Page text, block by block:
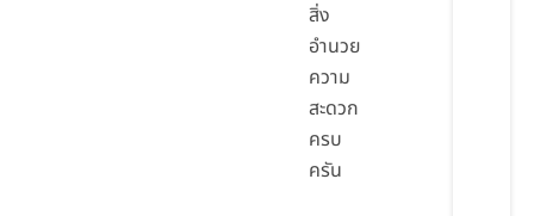
สิ่ง
อำนวย
ความ
สะดวก
ครบ
ครัน